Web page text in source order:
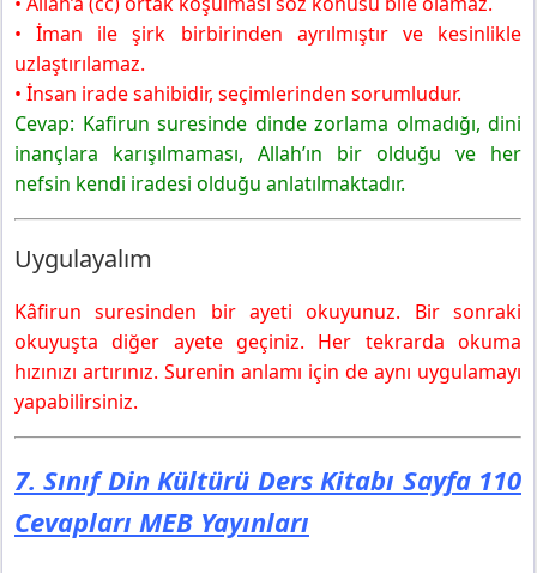
• İman ile şirk birbirinden ayrılmıştır ve kesinlikle
uzlaştırılamaz.
• İnsan irade sahibidir, seçimlerinden sorumludur.
Cevap: Kafirun suresinde dinde zorlama olmadığı, dini
inançlara karışılmaması, Allah’ın bir olduğu ve her
nefsin kendi iradesi olduğu anlatılmaktadır.
Uygulayalım
Kâfirun suresinden bir ayeti okuyunuz. Bir sonraki
okuyuşta diğer ayete geçiniz. Her tekrarda okuma
hızınızı artırınız. Surenin anlamı için de aynı uygulamayı
yapabilirsiniz.
7. Sınıf Din Kültürü Ders Kitabı Sayfa 110
Cevapları MEB Yayınları